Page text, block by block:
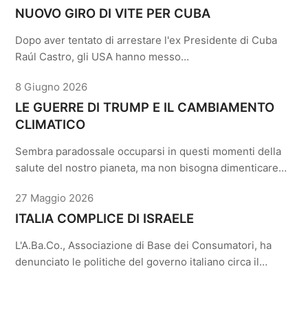
NUOVO GIRO DI VITE PER CUBA
Dopo aver tentato di arrestare l'ex Presidente di Cuba
Raúl Castro, gli USA hanno messo…
8 Giugno 2026
LE GUERRE DI TRUMP E IL CAMBIAMENTO
CLIMATICO
Sembra paradossale occuparsi in questi momenti della
salute del nostro pianeta, ma non bisogna dimenticare…
27 Maggio 2026
ITALIA COMPLICE DI ISRAELE
L'A.Ba.Co., Associazione di Base dei Consumatori, ha
denunciato le politiche del governo italiano circa il…